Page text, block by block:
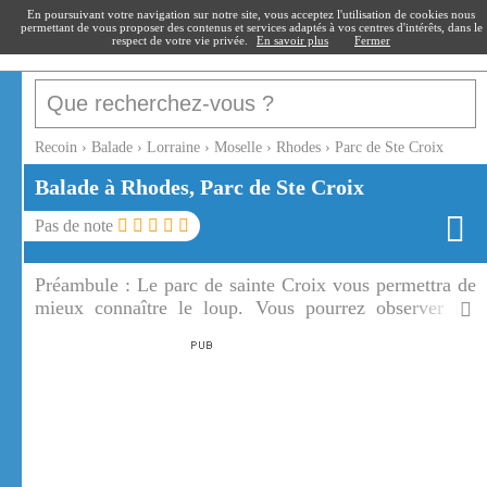
recoin.fr
Recoin › Balade › Lorraine › Moselle › Rhodes › Parc de Ste Croix
Balade à Rhodes, Parc de Ste Croix
Pas de note
Préambule : Le parc de sainte Croix vous permettra de
mieux connaître le loup. Vous pourrez observer les
En poursuivant votre navigation sur notre site, vous acceptez l'utilisation de cookies nous
permettant de vous proposer des contenus et services adaptés à vos centres d'intérêts, dans le
respect de votre vie privée.
En savoir plus Fermer